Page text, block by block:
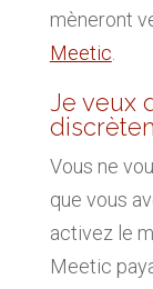
mèneront
Meetic.
Je veux
Vous ne
que vous
activez le
Meetic